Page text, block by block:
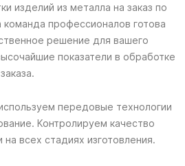
изделий из металла на заказ по
профессионалов готова
решение для вашего
показатели в обработке
передовые технологии
Контролируем качество
всех стадиях изготовления.